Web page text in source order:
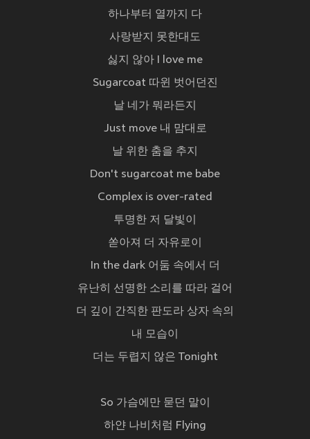
하나부터 열까지 다
사랑받지 못한대도
싫지 않아 I love me
Sugarcoat 따윈 벗어던진
날 네가 뭐라든지
Just move 내 맘대로
날 위한 춤을 추지
Don't sugarcoat me babe
Complex is over-rated
투명한 저 달빛이
쏟아져 더 자유로이
In the dark 어둠 속에서 더
유난히 선명한 소리를 따라 걸어
더 깊이 간직한 판도라 상자 속의
내 모습이
더는 두렵지 않은 Tonight
So 가슴에만 묻던 말이
하얀 나비처럼 Flying